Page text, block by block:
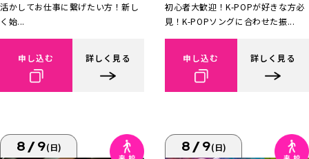
活かしてお仕事に繋げたい方！新し
く始...
申し込む 詳しく見る
初心者大歓迎！K-POPが好きな方必
見！K-POPソングに合わせた振...
申し込む 詳しく見る
8/9(日) 8/9(日)